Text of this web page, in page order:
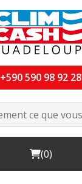
+590 590 98 92 28
Cart
(0)